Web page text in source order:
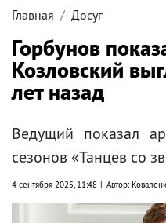
Главная Досуг
Горбунов
Козловский
лет назад
Ведущий показал
сезонов «Танцев со
4 сентября 2025, 11:48 Автор: